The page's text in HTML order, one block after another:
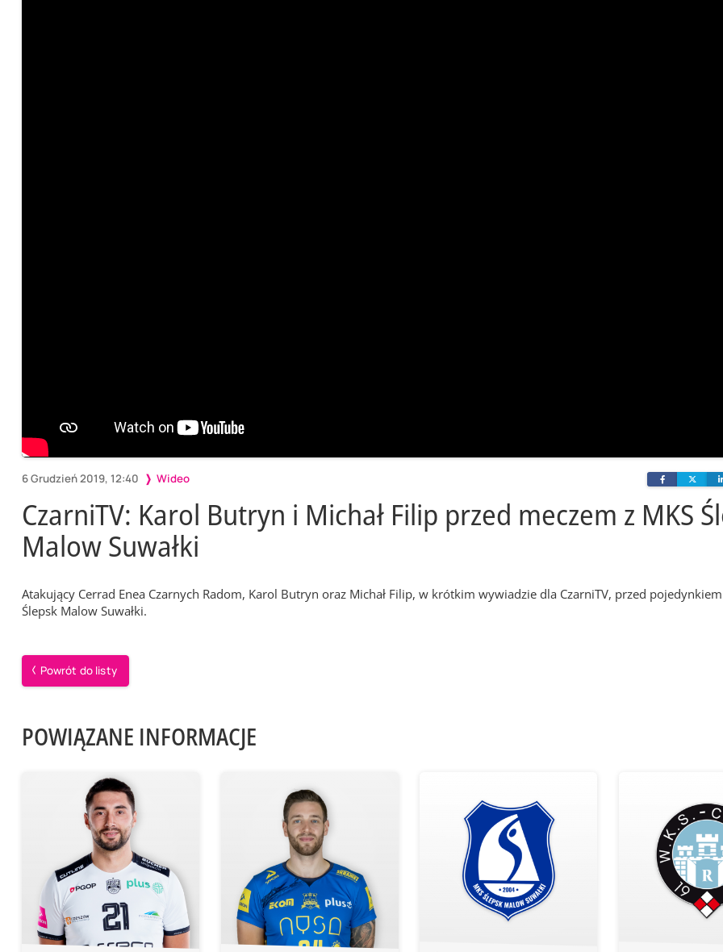
6 Grudzień 2019, 12:40 Wideo Facebook
CzarniTV: Karol Butryn i Michał Filip przed meczem z MKS
Malow Suwałki
Atakujący Cerrad Enea Czarnych Radom, Karol Butryn oraz Michał Filip, w krótkim wywiadzie dla CzarniTV, przed pojedynkiem
Ślepsk Malow Suwałki.
Powrót do listy
POWIĄZANE INFORMACJE